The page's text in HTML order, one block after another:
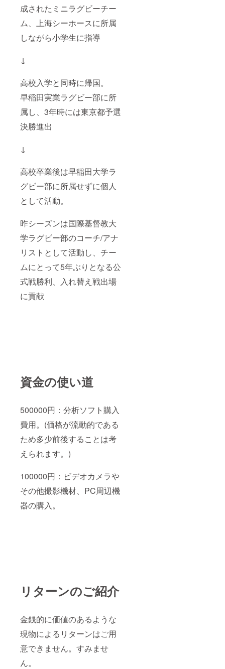
成されたミニラグビーチー
ム、上海シーホースに所属
しながら小学生に指導
↓
高校入学と同時に帰国。
早稲田実業ラグビー部に所
属し、3年時には東京都予選
決勝進出
↓
高校卒業後は早稲田大学ラ
グビー部に所属せずに個人
として活動。
昨シーズンは国際基督教大
学ラグビー部のコーチ/アナ
リストとして活動し、チー
ムにとって5年ぶりとなる公
式戦勝利、入れ替え戦出場
に貢献
資金の使い道
500000円：分析ソフト購入
費用。(価格が流動的である
ため多少前後することは考
えられます。)
100000円：ビデオカメラや
その他撮影機材、PC周辺機
器の購入。
リターンのご紹介
金銭的に価値のあるような
現物によるリターンはご用
意できません。すみませ
ん。